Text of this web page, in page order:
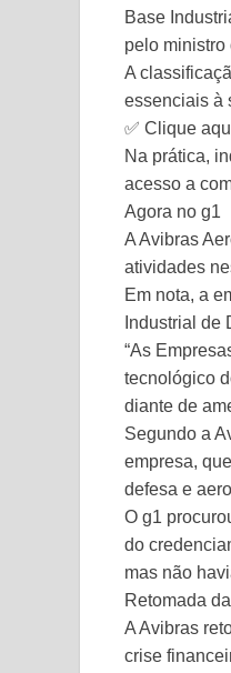
Base
pelo ministro
A
essenciais à
✅ Clique
Na prática,
acesso a
Agora no g1
A Avibras
atividades
Em nota, a
Industrial de
“As
tecnológico
diante de
Segundo a
empresa,
defesa e
O g1
do
mas não
Retomada
A Avibras
crise